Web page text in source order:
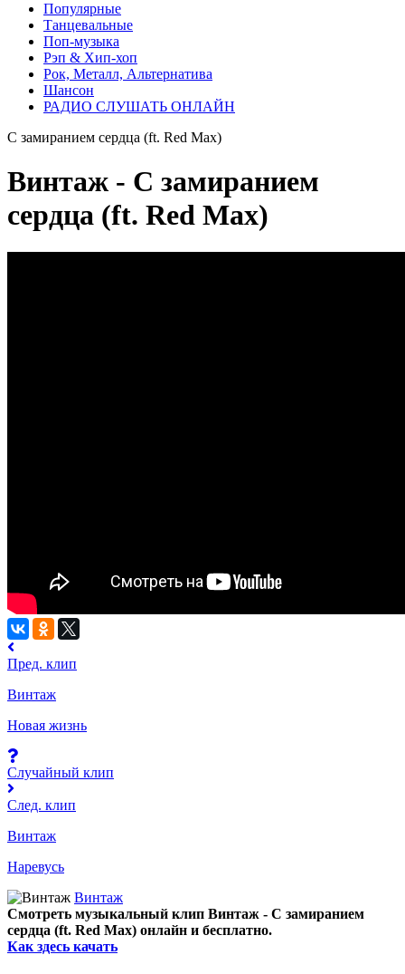
Популярные
Танцевальные
Поп-музыка
Рэп & Хип-хоп
Рок, Металл, Альтернатива
Шансон
РАДИО СЛУШАТЬ ОНЛАЙН
С замиранием сердца (ft. Red Max)
Винтаж - С замиранием
сердца (ft. Red Max)
Пред. клип
Винтаж
Новая жизнь
Случайный клип
След. клип
Винтаж
Наревусь
Винтаж
Смотреть музыкальный клип Винтаж - С замиранием
сердца (ft. Red Max) онлайн и бесплатно.
Как здесь качать